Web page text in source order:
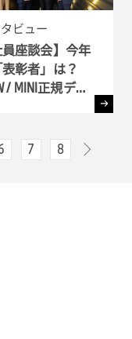
ビュー
員座談会】今年
彰者」は？
/ MINI正規ディ
7 8